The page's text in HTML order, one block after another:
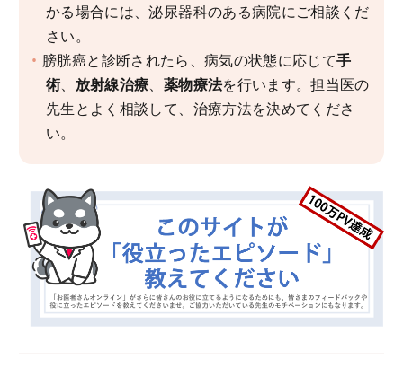
かる場合には、泌尿器科のある病院にご相談くだ
さい。
膀胱癌と診断されたら、病気の状態に応じて手
術、 放射線治療、 薬物療法を行います。担当医の
先生とよく相談して、治療方法を決めてくださ
い。